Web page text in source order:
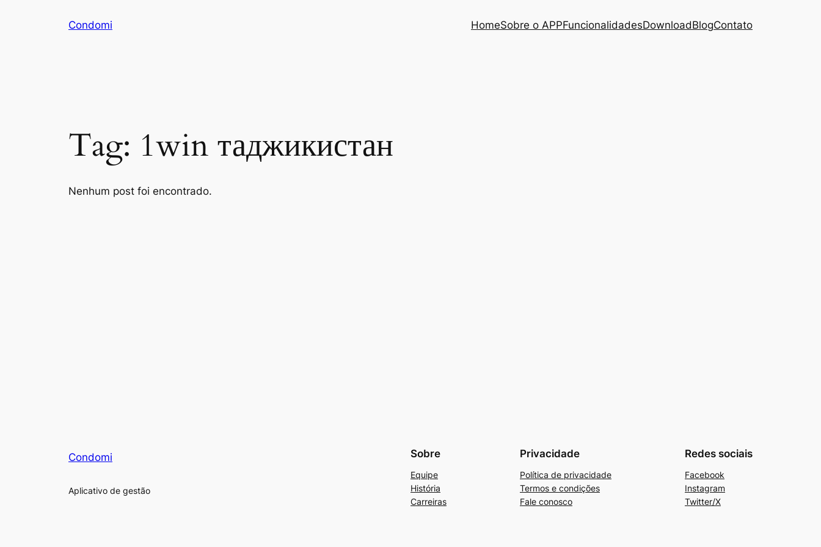
Condomi HomeSobre o APPFuncionalidadesDownloadBlogContato
Tag: 1win таджикистан
Nenhum post foi encontrado.
Condomi
Aplicativo de gestão
Sobre
Equipe
História
Carreiras
Privacidade
Política de privacidade
Termos e condições
Fale conosco
Redes sociais
Facebook
Instagram
Twitter/X